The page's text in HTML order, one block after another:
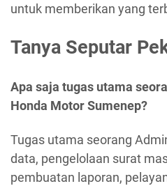
untuk memberikan yang
Tanya Seputar
Apa saja tugas utama
Honda Motor Sumenep?
Tugas utama seorang
data, pengelolaan surat
pembuatan laporan,